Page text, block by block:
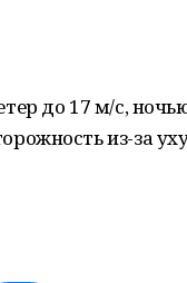
до 17 м/с,
из-за